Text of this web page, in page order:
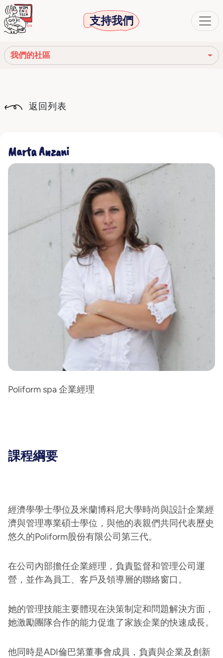
支持我們
我們的社區
我們的網絡
我們的社區
返回列表
Marta Anzani
Poliform spa 企業經理
課程綱要
經濟學學士學位及米蘭博科尼大學時尚與設計企業經
濟與管理專業碩士學位，與他的表親們共同代表歷史
悠久的Poliform股份有限公司第三代。
在公司內部擔任企業經理，負責監督和管理公司運
營，並作為員工、客戶及領導層的聯絡窗口。
她的管理技能主要體現在決策制定和問題解決方面，
她激勵團隊合作的能力促進了家族企業的快速成長。
他同時是ADI倫巴第董事會成員，負責與企業及創新